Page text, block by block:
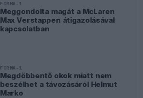
FORMA-1
Meggondolta magát a McLaren
Max Verstappen átigazolásával
kapcsolatban
FORMA-1
Megdöbbentő okok miatt nem
beszélhet a távozásáról Helmut
Marko